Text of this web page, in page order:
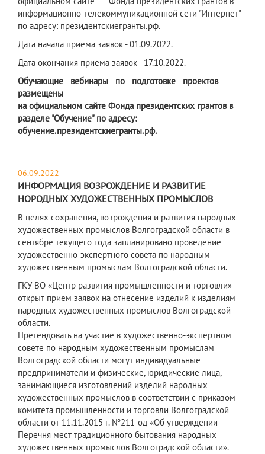
информационно-телекоммуникационной сети "Интернет"
по адресу: президентскиегранты.рф.
Дата начала приема заявок - 01.09.2022.
Дата окончания приема заявок - 17.10.2022.
Обучающие вебинары по подготовке проектов
размещены
на официальном сайте Фонда президентских грантов в
разделе "Обучение" по адресу:
обучение.президентскиегранты.рф.
06.09.2022
ИНФОРМАЦИЯ ВОЗРОЖДЕНИЕ И РАЗВИТИЕ
НОРОДНЫХ ХУДОЖЕСТВЕННЫХ ПРОМЫСЛОВ
В целях сохранения, возрождения и развития народных
художественных промыслов Волгоградской области в
сентябре текущего года запланировано проведение
художественно-экспертного совета по народным
художественным промыслам Волгоградской области.
ГКУ ВО «Центр развития промышленности и торговли»
открыт прием заявок на отнесение изделий к изделиям
народных художественных промыслов Волгоградской
области.
Претендовать на участие в художественно-экспертном
совете по народным художественным промыслам
Волгоградской области могут индивидуальные
предприниматели и физические, юридические лица,
занимающиеся изготовлений изделий народных
художественных промыслов в соответствии с приказом
комитета промышленности и торговли Волгоградской
области от 11.11.2015 г. №211-од «Об утверждении
Перечня мест традиционного бытования народных
художественных промыслов Волгоградской области».